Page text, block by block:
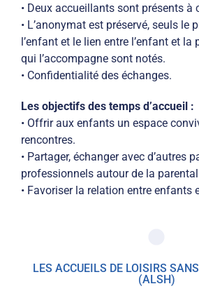
• Deux accueillants sont présents à
• L’anonymat est préservé, seuls le
l’enfant et le lien entre l’enfant et la
qui l’accompagne sont notés.
• Confidentialité des échanges.
Les objectifs des temps d’accueil :
• Offrir aux enfants un espace
rencontres.
• Partager, échanger avec d’autres
professionnels autour de la
• Favoriser la relation entre enfants
LES ACCUEILS DE LOISIRS SANS HÉBERGEMENT
(ALSH)